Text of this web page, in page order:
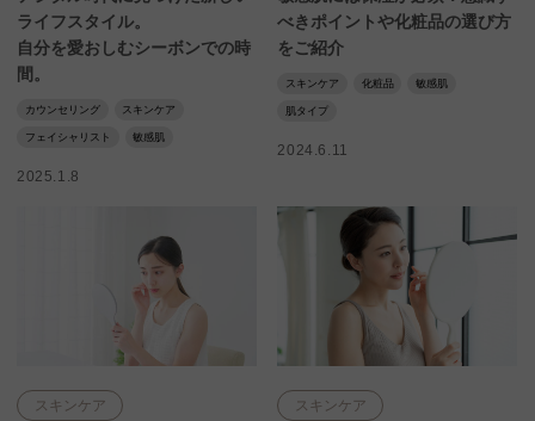
ライフスタイル。
自分を愛おしむシーボンでの時
間。
カウンセリング スキンケア
フェイシャリスト 敏感肌
2025.1.8
べきポイントや化粧品の選び方
をご紹介
スキンケア 化粧品 敏感肌
肌タイプ
2024.6.11
スキンケア スキンケア